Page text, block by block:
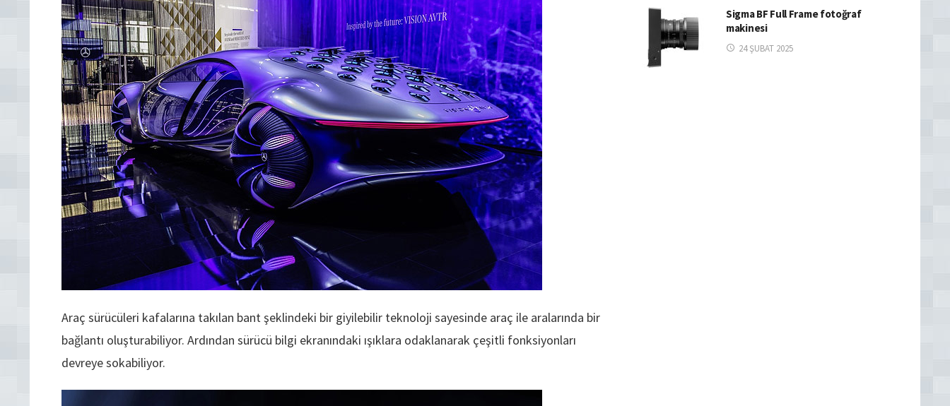
Araç sürücüleri kafalarına takılan bant şeklindeki bir giyilebilir teknoloji sayesinde araç ile aralarında bir
bağlantı oluşturabiliyor. Ardından sürücü bilgi ekranındaki ışıklara odaklanarak çeşitli fonksiyonları
devreye sokabiliyor.
Sigma BF Full Frame fotoğraf
makinesi
24 ŞUBAT 2025